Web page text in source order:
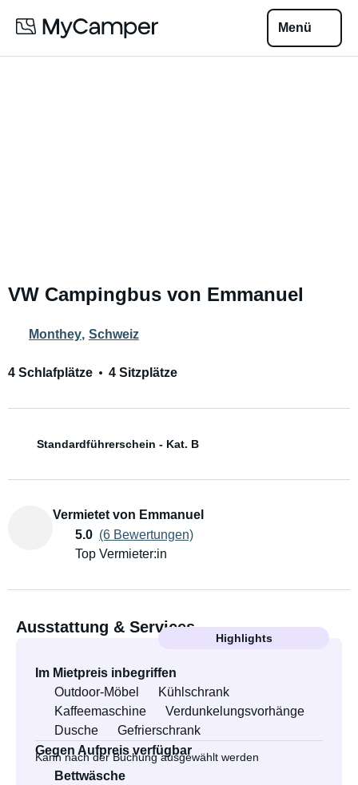
Menü
VW Campingbus von Emmanuel
Monthey, Schweiz
4 Schlafplätze 4 Sitzplätze
Standardführerschein - Kat. B
Vermietet von Emmanuel
5.0 (6 Bewertungen)
Top Vermieter:in
Ausstattung & Services
Highlights
Im Mietpreis inbegriffen
Outdoor-Möbel
Kühlschrank
Kaffeemaschine
Verdunkelungsvorhänge
Dusche
Gefrierschrank
Gegen Aufpreis verfügbar
Kann nach der Buchung ausgewählt werden
Bettwäsche